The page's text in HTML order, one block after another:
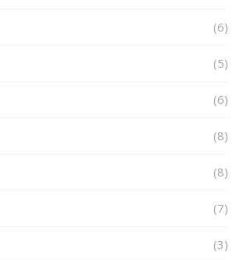
(6)
(5)
(6)
(8)
(8)
(7)
(3)